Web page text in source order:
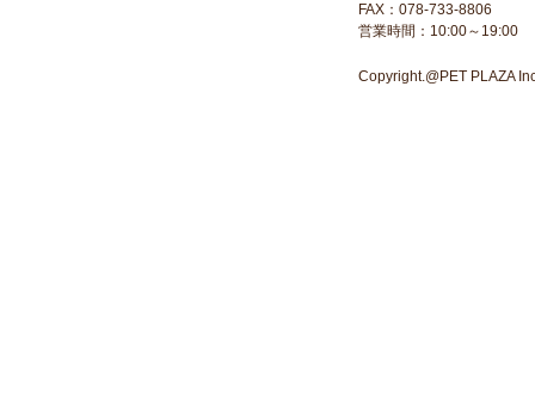
FAX：078-733-8806
営業時間：10:00～19:00
Copyright.@PET PLAZA